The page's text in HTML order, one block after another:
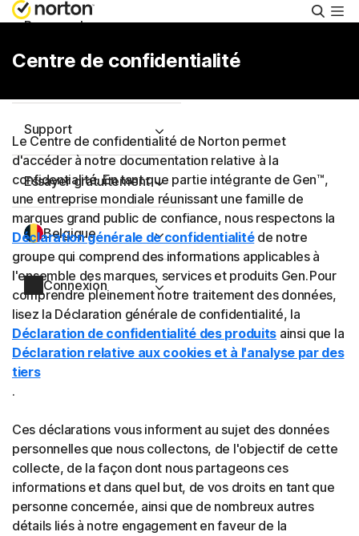
Personnel
Support
Essayer gratuitement
Belgique
Connexion
Centre de confidentialité
Le Centre de confidentialité de Norton permet
d'accéder à notre documentation relative à la
confidentialité. En tant que partie intégrante de Gen™,
une entreprise mondiale réunissant une famille de
marques grand public de confiance, nous respectons la
Déclaration générale de confidentialitéde notre
groupe qui comprend des informations applicables à
l'ensemble des marques, services et produits Gen. Pour
comprendre pleinement notre traitement des données,
lisez la Déclaration générale de confidentialité, la
Déclaration de confidentialité des produits ainsi que la
Déclaration relative aux cookies et à l'analyse par des
tiers
.
Ces déclarations vous informent au sujet des données
personnelles que nous collectons, de l'objectif de cette
collecte, de la façon dont nous partageons ces
informations et dans quel but, de vos droits en tant que
personne concernée, ainsi que de nombreux autres
détails liés à notre engagement en faveur de la